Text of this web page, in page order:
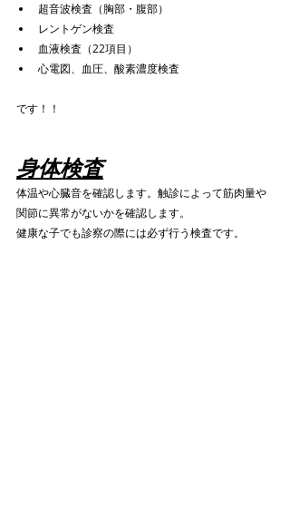
超音波検査（胸部・腹部）
レントゲン検査
血液検査（22項目）
心電図、血圧、酸素濃度検査
です！！
身体検査
体温や心臓音を確認します。触診によって筋肉量や
関節に異常がないかを確認します。
健康な子でも診察の際には必ず行う検査です。